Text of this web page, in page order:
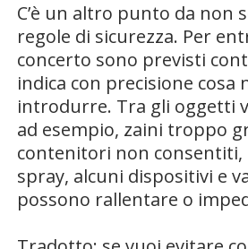
C’è un altro punto da non
regole di sicurezza. Per
concerto sono previsti
indica con precisione cosa
introdurre. Tra gli oggetti
ad esempio, zaini troppo
contenitori non
spray, alcuni dispositivi e
possono rallentare o